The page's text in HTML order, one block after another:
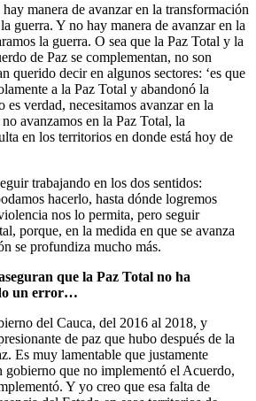
manera de avanzar en la transformación
guerra. Y no hay manera de avanzar en la
la guerra. O sea que la Paz Total y la
de Paz se complementan, no son
querido decir en algunos sectores: ‘es que
a la Paz Total y abandonó la
es verdad, necesitamos avanzar en la
avanzamos en la Paz Total, la
en los territorios en donde está hoy de
trabajando en los dos sentidos:
hacerlo, hasta dónde logremos
nos lo permita, pero seguir
porque, en la medida en que se avanza
se profundiza mucho más.
que la Paz Total no ha
un error…
del Cauca, del 2016 al 2018, y
de paz que hubo después de la
Es muy lamentable que justamente
gobierno que no implementó el Acuerdo,
Y yo creo que esa falta de